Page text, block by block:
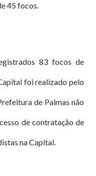
45 focos.
83 focos de
foi realizado pelo
de Palmas não
de contratação de
na Capital.